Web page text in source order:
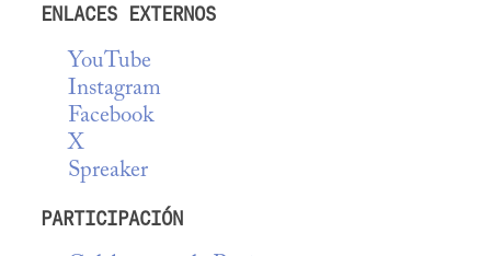
ENLACES EXTERNOS
YouTube
Instagram
Facebook
X
Spreaker
PARTICIPACIÓN